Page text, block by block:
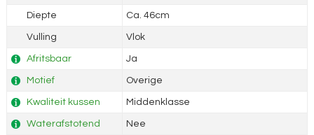
Diepte Ca. 46cm
Vulling Vlok
Afritsbaar Ja
Motief Overige
Kwaliteit kussen Middenklasse
Waterafstotend Nee